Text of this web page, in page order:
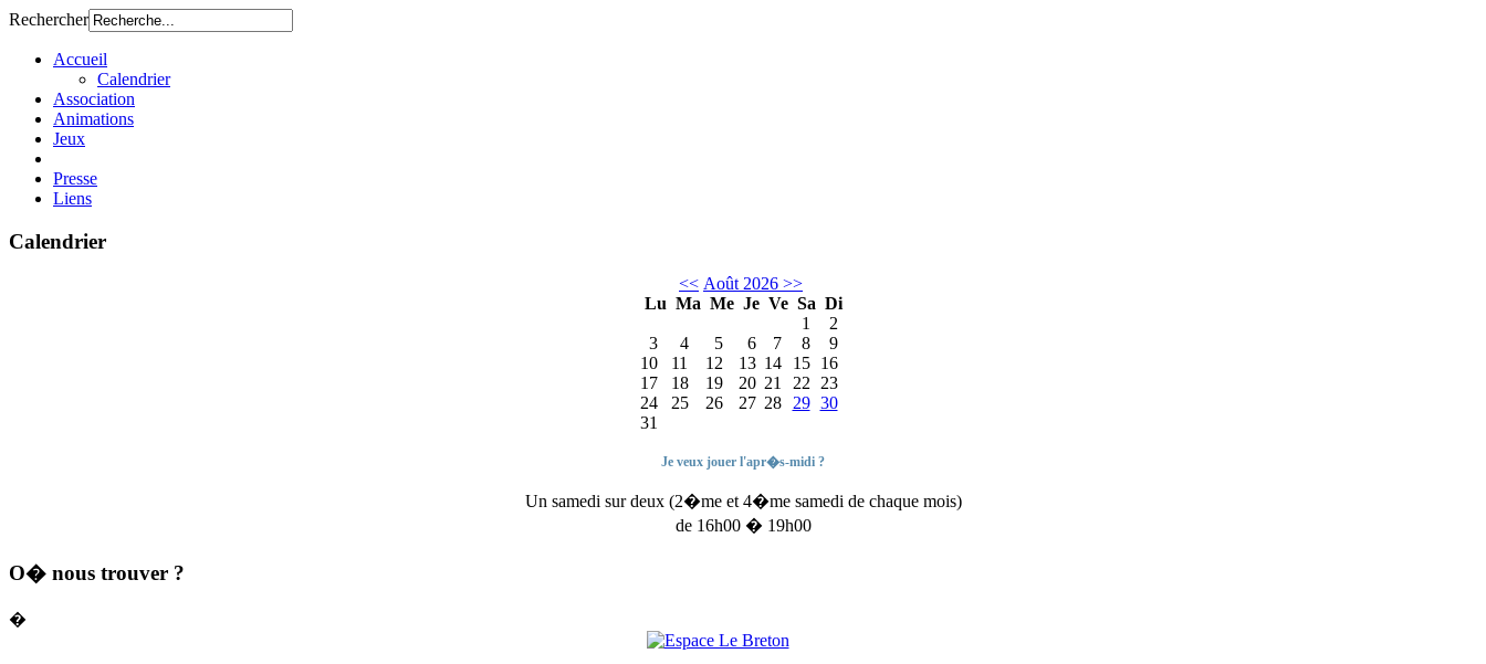
Rechercher
Accueil
Calendrier
Association
Animations
Jeux
Presse
Liens
Calendrier
<< Août 2026 >>
Lu Ma Me Je Ve Sa Di
1
2
3
4 5 6 7 8
9
10
11 12 13 14 15
16
17
18 19 20 21 22 23
24
25 26 27 28 29 30
31
Je veux jouer l'apr�s-midi ?
Un samedi sur deux (2�me et 4�me samedi de chaque mois)
de 16h00 � 19h00
O� nous trouver ?
�